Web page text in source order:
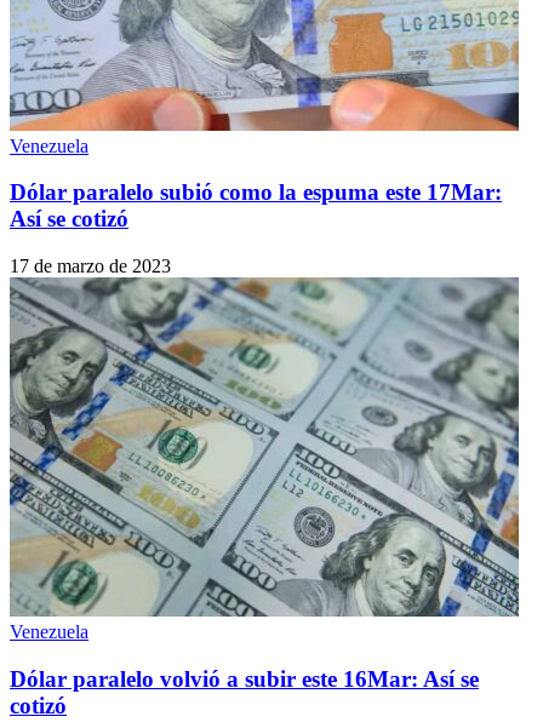
Venezuela
Dólar paralelo subió como la espuma este 17Mar:
Así se cotizó
17 de marzo de 2023
Venezuela
Dólar paralelo volvió a subir este 16Mar: Así se
cotizó